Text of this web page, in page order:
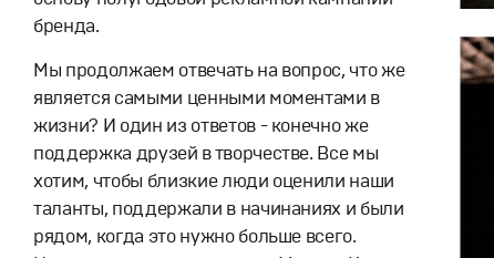
бренда.
Мы продолжаем отвечать на вопрос, что же
является самыми ценными моментами в
жизни? И один из ответов - конечно же
поддержка друзей в творчестве. Все мы
хотим, чтобы близкие люди оценили наши
таланты, поддержали в начинаниях и были
рядом, когда это нужно больше всего.